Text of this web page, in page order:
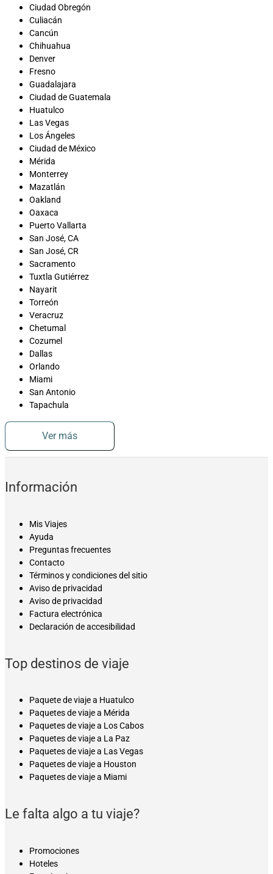
Ciudad Obregón
Culiacán
Cancún
Chihuahua
Denver
Fresno
Guadalajara
Ciudad de Guatemala
Huatulco
Las Vegas
Los Ángeles
Ciudad de México
Mérida
Monterrey
Mazatlán
Oakland
Oaxaca
Puerto Vallarta
San José, CA
San José, CR
Sacramento
Tuxtla Gutiérrez
Nayarit
Torreón
Veracruz
Chetumal
Cozumel
Dallas
Orlando
Miami
San Antonio
Tapachula
Ver más
Información
Mis Viajes
Ayuda
Preguntas frecuentes
Contacto
Términos y condiciones del sitio
Aviso de privacidad
Aviso de privacidad
Factura electrónica
Declaración de accesibilidad
Top destinos de viaje
Paquete de viaje a Huatulco
Paquetes de viaje a Mérida
Paquetes de viaje a Los Cabos
Paquetes de viaje a La Paz
Paquetes de viaje a Las Vegas
Paquetes de viaje a Houston
Paquetes de viaje a Miami
Le falta algo a tu viaje?
Promociones
Hoteles